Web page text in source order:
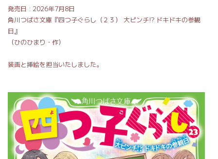
発売日 : 2026年7月8日
角川つばさ文庫『四つ子ぐらし（２３） 大ピンチ!? ドキドキの参観
日』
（ひのひまり・作）
装画と挿絵を担当いたしました。